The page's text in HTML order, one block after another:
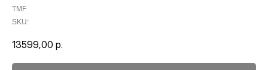
TMF
SKU:
13599,00 р.